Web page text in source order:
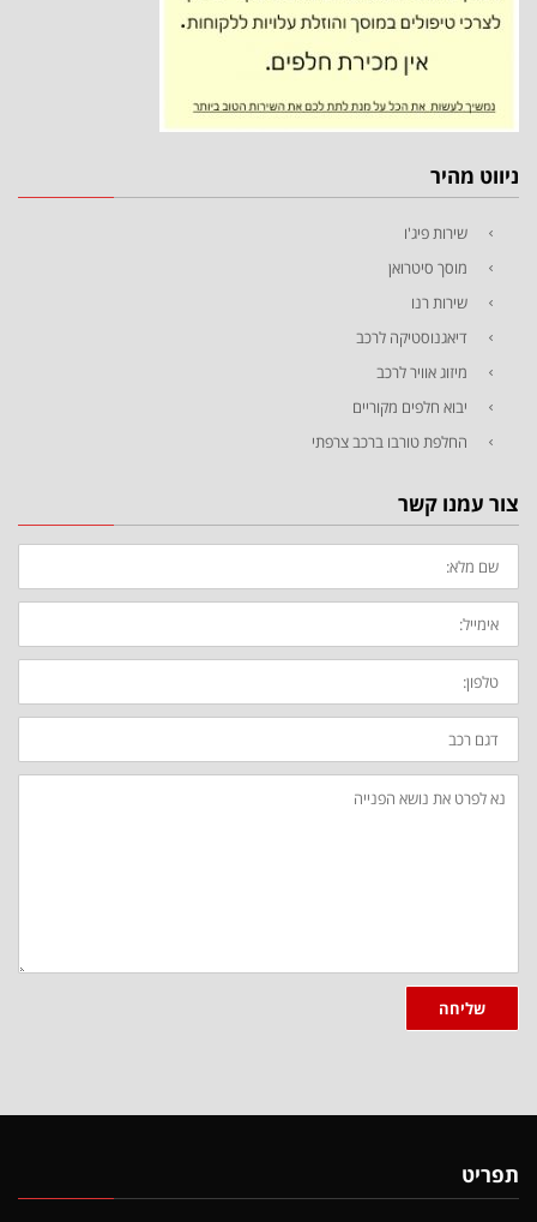
ניווט מהיר
שירות פיג'ו
מוסך סיטרואן
שירות רנו
דיאגנוסטיקה לרכב
מיזוג אוויר לרכב
יבוא חלפים מקוריים
החלפת טורבו ברכב צרפתי
צור עמנו קשר
שם
מלא:
אימייל:
טלפון:
דגם
רכב:
ההודעה
שלך:
שליחה
תפריט